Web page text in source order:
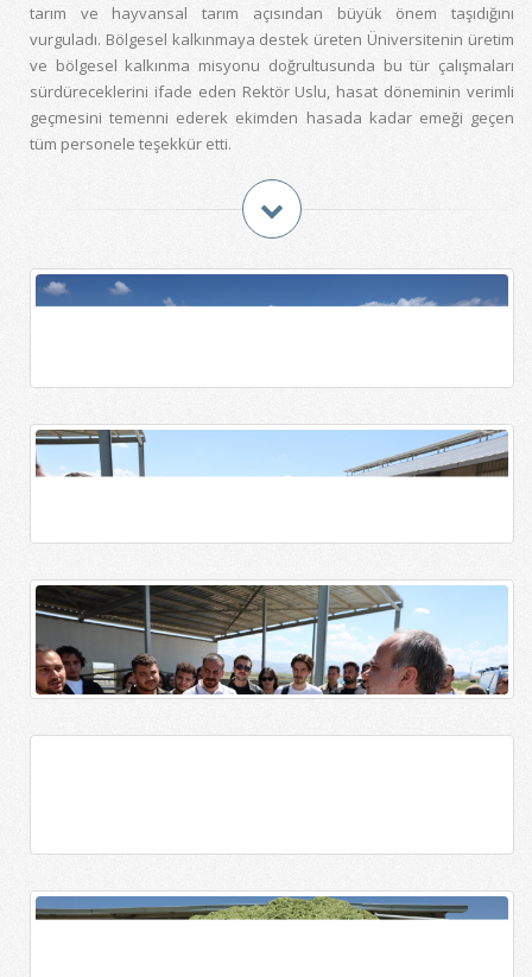
tarım ve hayvansal tarım açısından büyük önem taşıdığını
vurguladı. Bölgesel kalkınmaya destek üreten Üniversitenin üretim
ve bölgesel kalkınma misyonu doğrultusunda bu tür çalışmaları
sürdüreceklerini ifade eden Rektör Uslu, hasat döneminin verimli
geçmesini temenni ederek ekimden hasada kadar emeği geçen
tüm personele teşekkür etti.